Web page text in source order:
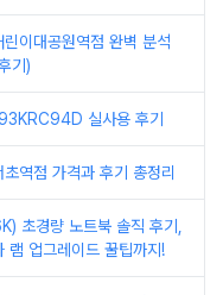
이대공원역점 완벽 분석
기)
실사용 후기
역점 가격과 후기 총정리
초경량 노트북 솔직 후기,
램 업그레이드 꿀팁까지!